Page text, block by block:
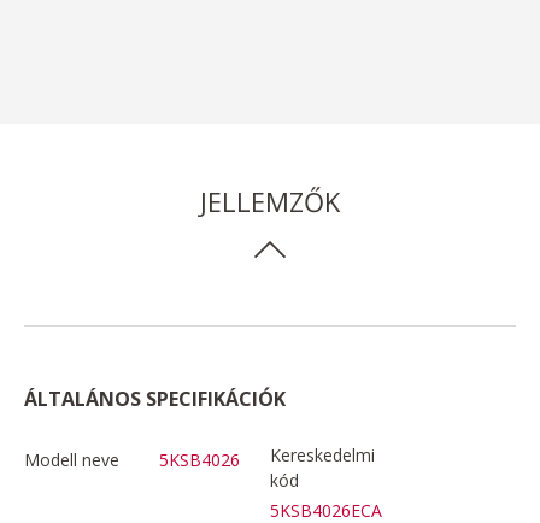
JELLEMZŐK
ÁLTALÁNOS SPECIFIKÁCIÓK
Modell neve 5KSB4026
Kereskedelmi
kód
5KSB4026ECA